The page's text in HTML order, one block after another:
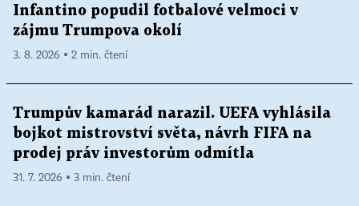
Infantino popudil fotbalové velmoci v
zájmu Trumpova okolí
3. 8. 2026 ▪ 2 min. čtení
Trumpův kamarád narazil. UEFA vyhlásila
bojkot mistrovství světa, návrh FIFA na
prodej práv investorům odmítla
31. 7. 2026 ▪ 3 min. čtení